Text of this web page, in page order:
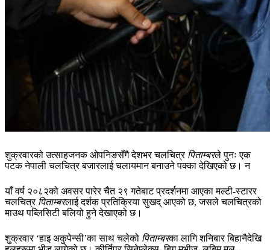
शुक्रवारको उत्साहजनक ओपनिङसँगै देशभर चलचित्र पिताम्बरले पुनः एक
पटक नेपाली चलचित्र बजारलाई चलायमान बनाउने पक्का देखिएको छ। न
याँ वर्ष २०८२को अवसर पारेर चैत २९ गतेबाट प्रदर्शनमा आएका मल्टी-स्टारर
चलचित्र पिताम्बरलाई दर्शक प्रतिक्रिया सुखद् आएको छ, जसले चलचित्रको
माउथ पब्लिसिटी बलियो हुने देखाएको छ।
शुक्रवार ‘हाइ अकुपेन्सी’का साथ चलेको पिताम्बरका लागि शनिबार बिहानैदेखि